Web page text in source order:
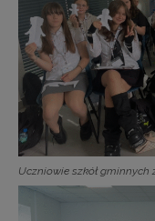
Uczniowie szkół